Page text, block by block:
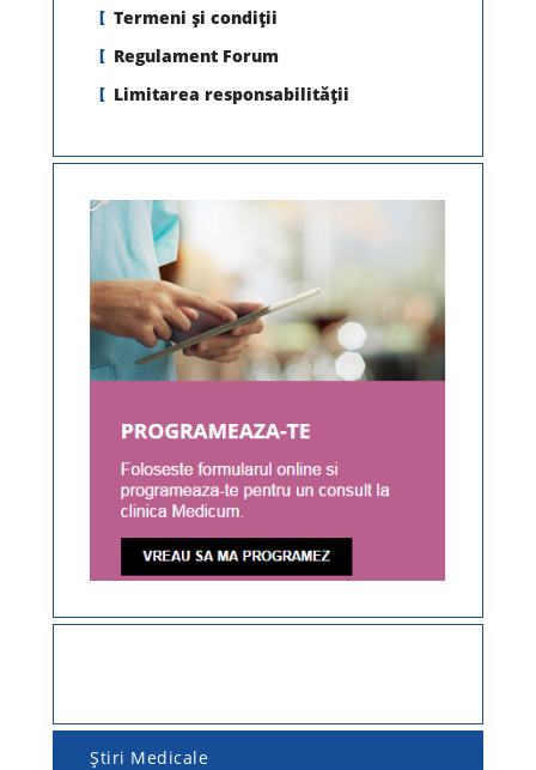
Termeni şi condiţii
Regulament Forum
Limitarea responsabilității
Ştiri Medicale